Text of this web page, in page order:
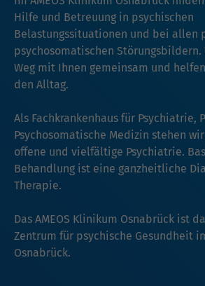
Hilfe und Betreuung in psychischen
Belastungssituationen und bei allen
psychosomatischen Störungsbildern.
Weg mit Ihnen gemeinsam und
den Alltag.
Als Fachkrankenhaus für Psychiatrie,
Psychosomatische Medizin stehen
offene und vielfältige Psychiatrie.
Behandlung ist eine ganzheitliche
Therapie.
Das AMEOS Klinikum Osnabrück ist
Zentrum für psychische Gesundheit
Osnabrück.